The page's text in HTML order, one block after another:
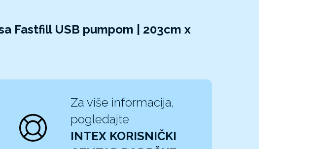
Fastfill USB pumpom | 203cm x
Za više informacija,
pogledajte
INTEX KORISNIČKI